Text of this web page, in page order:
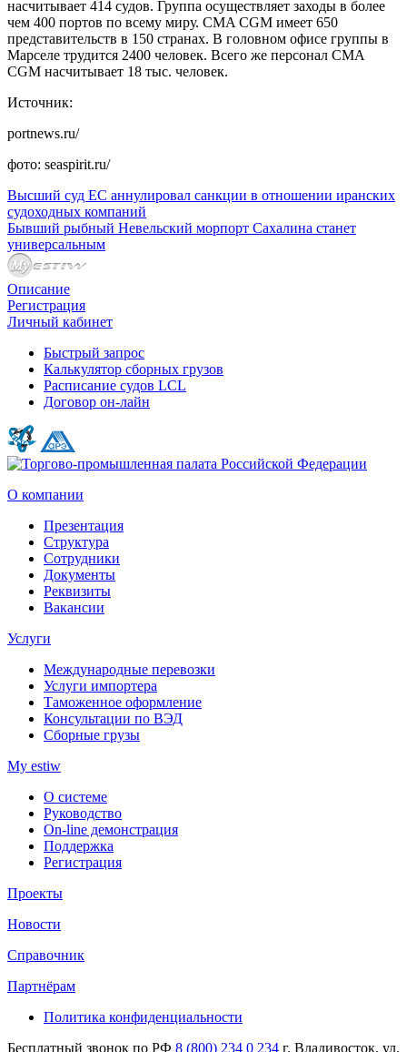
насчитывает 414 судов. Группа осуществляет заходы в более
чем 400 портов по всему миру. CMA CGM имеет 650
представительств в 150 странах. В головном офисе группы в
Марселе трудится 2400 человек. Всего же персонал CMA
CGM насчитывает 18 тыс. человек.
Источник:
portnews.ru/
фото: seaspirit.ru/
Высший суд ЕС аннулировал санкции в отношении иранских
судоходных компаний
Бывший рыбный Невельский морпорт Сахалина станет
универсальным
Описание
Регистрация
Личный кабинет
Быстрый запрос
Калькулятор сборных грузов
Расписание судов LCL
Договор он-лайн
О компании
Презентация
Структура
Сотрудники
Документы
Реквизиты
Вакансии
Услуги
Международные перевозки
Услуги импортера
Таможенное оформление
Консультации по ВЭД
Сборные грузы
My estiw
О системе
Руководство
On-line демонстрация
Поддержка
Регистрация
Проекты
Новости
Справочник
Партнёрам
Политика конфиденциальности
Бесплатный звонок по РФ 8 (800) 234 0 234 г. Владивосток, ул.